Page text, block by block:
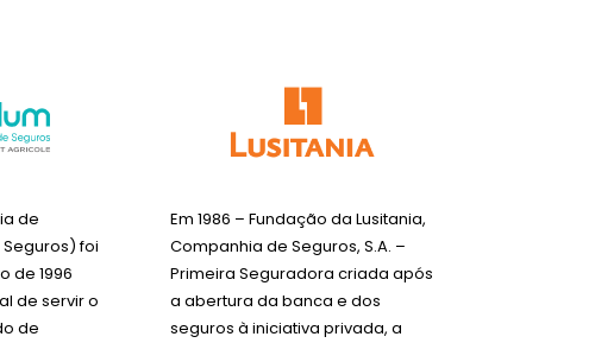
de
Seguros) foi
de 1996
de servir o
de
Em 1986 – Fundação da Lusitania,
Companhia de Seguros, S.A. –
Primeira Seguradora criada após
a abertura da banca e dos
seguros à iniciativa privada, a